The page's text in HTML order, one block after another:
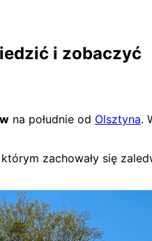
i zobaczyć
na południe od Olsztyna.
zachowały się